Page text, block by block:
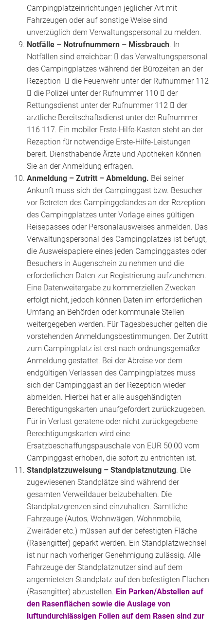
Campingplatzeinrichtungen jeglicher Art mit
Fahrzeugen oder auf sonstige Weise sind
unverzüglich dem Verwaltungspersonal zu melden.
Notfälle – Notrufnummern – Missbrauch. In
Notfällen sind erreichbar:  das Verwaltungspersonal
des Campingplatzes während der Bürozeiten an der
Rezeption  die Feuerwehr unter der Rufnummer 112
 die Polizei unter der Rufnummer 110  der
Rettungsdienst unter der Rufnummer 112  der
ärztliche Bereitschaftsdienst unter der Rufnummer
116 117. Ein mobiler Erste-Hilfe-Kasten steht an der
Rezeption für notwendige Erste-Hilfe-Leistungen
bereit. Diensthabende Ärzte und Apotheken können
Sie an der Anmeldung erfragen.
Anmeldung – Zutritt – Abmeldung. Bei seiner
Ankunft muss sich der Campinggast bzw. Besucher
vor Betreten des Campinggeländes an der Rezeption
des Campingplatzes unter Vorlage eines gültigen
Reisepasses oder Personalausweises anmelden. Das
Verwaltungspersonal des Campingplatzes ist befugt,
die Ausweispapiere eines jeden Campinggastes oder
Besuchers in Augenschein zu nehmen und die
erforderlichen Daten zur Registrierung aufzunehmen.
Eine Datenweitergabe zu kommerziellen Zwecken
erfolgt nicht, jedoch können Daten im erforderlichen
Umfang an Behörden oder kommunale Stellen
weitergegeben werden. Für Tagesbesucher gelten die
vorstehenden Anmeldungsbestimmungen. Der Zutritt
zum Campingplatz ist erst nach ordnungsgemäßer
Anmeldung gestattet. Bei der Abreise vor dem
endgültigen Verlassen des Campingplatzes muss
sich der Campinggast an der Rezeption wieder
abmelden. Hierbei hat er alle ausgehändigten
Berechtigungskarten unaufgefordert zurückzugeben.
Für in Verlust geratene oder nicht zurückgegebene
Berechtigungskarten wird eine
Ersatzbeschaffungspauschale von EUR 50,00 vom
Campinggast erhoben, die sofort zu entrichten ist.
Standplatzzuweisung – Standplatznutzung. Die
zugewiesenen Standplätze sind während der
gesamten Verweildauer beizubehalten. Die
Standplatzgrenzen sind einzuhalten. Sämtliche
Fahrzeuge (Autos, Wohnwägen, Wohnmobile,
Zweiräder etc.) müssen auf der befestigten Fläche
(Rasengitter) geparkt werden. Ein Standplatzwechsel
ist nur nach vorheriger Genehmigung zulässig. Alle
Fahrzeuge der Standplatznutzer sind auf dem
angemieteten Standplatz auf den befestigten Flächen
(Rasengitter) abzustellen. Ein Parken/Abstellen auf
den Rasenflächen sowie die Auslage von
luftundurchlässigen Folien auf dem Rasen sind zur